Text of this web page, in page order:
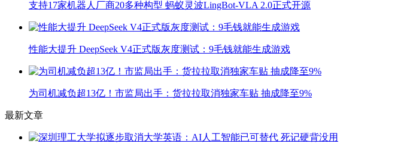
支持17家机器人厂商20多种构型 蚂蚁灵波LingBot-VLA 2.0正式开源
性能大提升 DeepSeek V4正式版灰度测试：9毛钱就能生成游戏
为司机减负超13亿！市监局出手：货拉拉取消独家车贴 抽成降至9%
最新文章